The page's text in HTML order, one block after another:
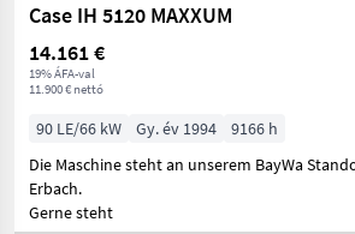
Case IH 5120 MAXXUM
14.161 €
19% ÁFA-val
11.900 € nettó
90 LE/66 kW Gy. év 1994
9166 h
Die Maschine steht an unserem BayWa
Erbach.
Gerne steht